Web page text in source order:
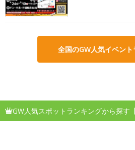
全国のGW人気イベン
GW人気スポットランキングから探す